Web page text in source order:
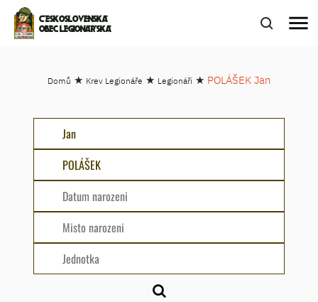
ČESKOSLOVENSKÁ
OBEC LEGIONÁŘSKÁ
menu
Domů ★ Krev Legionáře ★ Legionáři ★ POLÁŠEK Jan